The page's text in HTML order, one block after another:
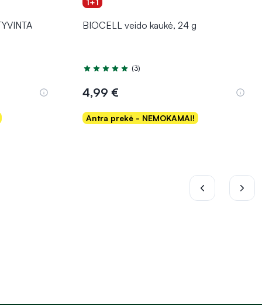
1+1
BIOCELL veido kaukė, 24 g
Įvertinimas 5.0 iš 5
(3)
4,99 €
Antra prekė - NEMOKAMAI!
Į krepšelį